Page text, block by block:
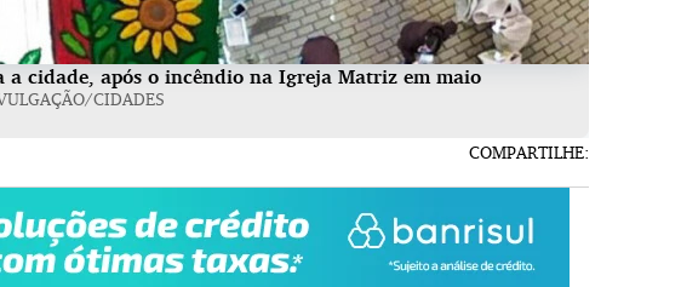
a cidade, após o incêndio na Igreja Matriz em maio
CIDADES
COMPARTILHE: